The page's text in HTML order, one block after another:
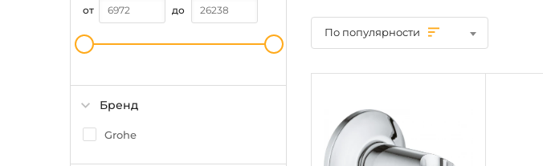
от до
Бренд
Grohe
По популярности